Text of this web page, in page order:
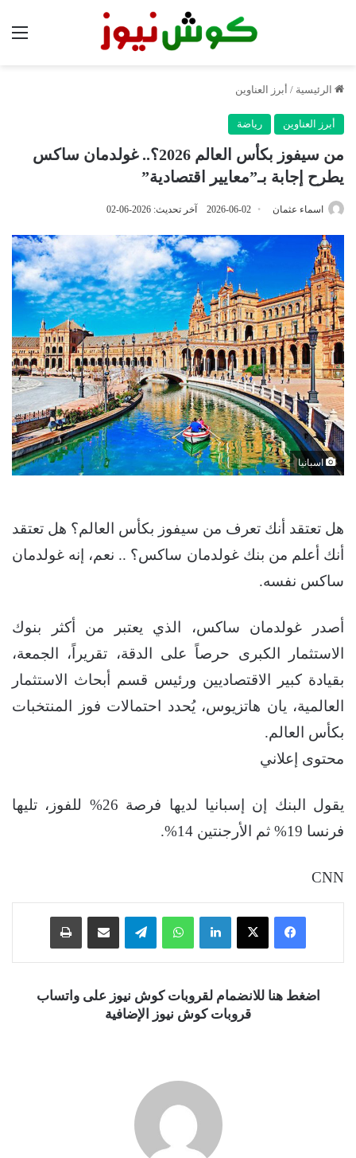
الرئيسية / أبرز العناوين
أبرز العناوين رياضة
من سيفوز بكأس العالم 2026؟.. غولدمان ساكس
يطرح إجابة بـ”معايير اقتصادية”
اسماء عثمان 2026-06-02 آخر تحديث: 2026-06-02
اسبانيا
هل تعتقد أنك تعرف من سيفوز بكأس العالم؟ هل تعتقد
أنك أعلم من بنك غولدمان ساكس؟ .. نعم، إنه غولدمان
ساكس نفسه.
أصدر غولدمان ساكس، الذي يعتبر من أكثر بنوك
الاستثمار الكبرى حرصاً على الدقة، تقريراً، الجمعة،
بقيادة كبير الاقتصاديين ورئيس قسم أبحاث الاستثمار
العالمية، يان هاتزيوس، يُحدد احتمالات فوز المنتخبات
بكأس العالم.
محتوى إعلاني
يقول البنك إن إسبانيا لديها فرصة 26% للفوز، تليها
فرنسا 19% ثم الأرجنتين 14%.
CNN
فيسبوك ‫X لينكدإن واتساب تيلقرام
اضغط هنا للانضمام لقروبات كوش نيوز على واتساب
قروبات كوش نيوز الإضافية